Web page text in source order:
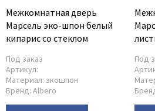
Межкомнатная дверь
Марсель эко-шпон белый
кипарис со стеклом
Под заказ
Артикул:
Материал: экошпон
Бренд: Albero
Под